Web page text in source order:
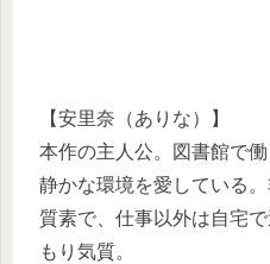
【安里奈（ありな）】
本作の主人公。図書館で
静かな環境を愛している
質素で、仕事以外は自宅
もり気質。